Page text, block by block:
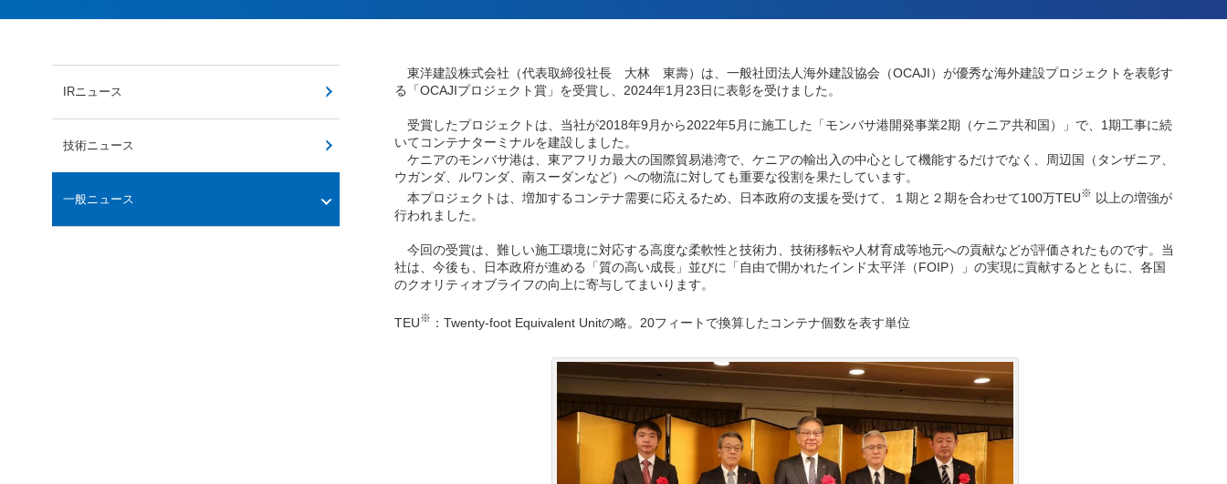
東洋建設株式会社（代表取締役社長 大林 東壽）は、一般社団法人海外建設協会（OCAJI）が優秀な海外建設プロジェクトを表彰す
る「OCAJIプロジェクト賞」を受賞し、2024年1月23日に表彰を受けました。
受賞したプロジェクトは、当社が2018年9月から2022年5月に施工した「モンバサ港開発事業2期（ケニア共和国）」で、1期工事に続
いてコンテナターミナルを建設しました。
ケニアのモンバサ港は、東アフリカ最大の国際貿易港湾で、ケニアの輸出入の中心として機能するだけでなく、周辺国（タンザニア、
ウガンダ、ルワンダ、南スーダンなど）への物流に対しても重要な役割を果たしています。
本プロジェクトは、増加するコンテナ需要に応えるため、日本政府の支援を受けて、１期と２期を合わせて100万TEU※ 以上の増強が
行われました。
今回の受賞は、難しい施工環境に対応する高度な柔軟性と技術力、技術移転や人材育成等地元への貢献などが評価されたものです。当
社は、今後も、日本政府が進める「質の高い成長」並びに「自由で開かれたインド太平洋（FOIP）」の実現に貢献するとともに、各国
のクオリティオブライフの向上に寄与してまいります。
TEU※ ：Twenty-foot Equivalent Unitの略。20フィートで換算したコンテナ個数を表す単位
IRニュース
技術ニュース
一般ニュース